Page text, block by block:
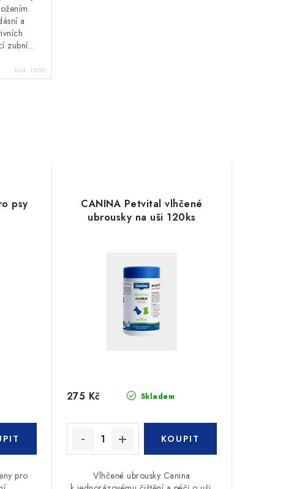
a
zubní...
Kód: 15392
psy
pro
CANINA Petvital vlhčené
ubrousky na uši 120ks
Skladem
275 Kč
Vlhčené ubrousky Canina